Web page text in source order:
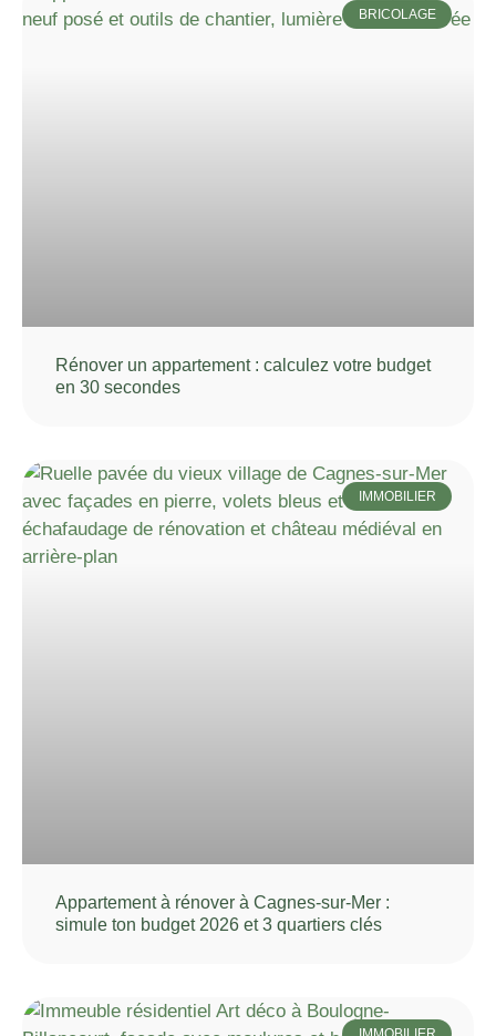
BRICOLAGE
Rénover un appartement : calculez votre budget
en 30 secondes
IMMOBILIER
Appartement à rénover à Cagnes-sur-Mer :
simule ton budget 2026 et 3 quartiers clés